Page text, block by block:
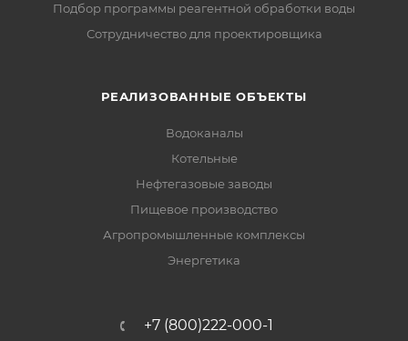
Подбор программы реагентной обработки воды
Сотрудничество для проектировщика
РЕАЛИЗОВАННЫЕ ОБЪЕКТЫ
Водоканалы
Котельные
Нефтегазовые заводы
Пищевое производство
Агропромышленные комплексы
Энергетика
+7 (800)222-000-1